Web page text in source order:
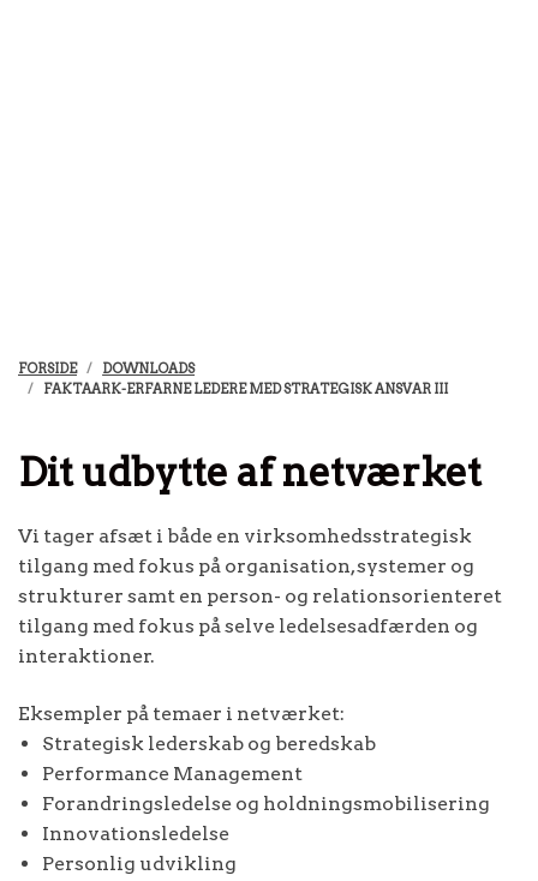
FORSIDE
DOWNLOADS
FAKTAARK-ERFARNE LEDERE MED STRATEGISK ANSVAR III
Dit udbytte af netværket
Vi tager afsæt i både en virksomhedsstrategisk
tilgang med fokus på organisation, systemer og
strukturer samt en person- og relationsorienteret
tilgang med fokus på selve ledelsesadfærden og
interaktioner.
Eksempler på temaer i netværket:
Strategisk lederskab og beredskab
Performance Management
Forandringsledelse og holdningsmobilisering
Innovationsledelse
Personlig udvikling